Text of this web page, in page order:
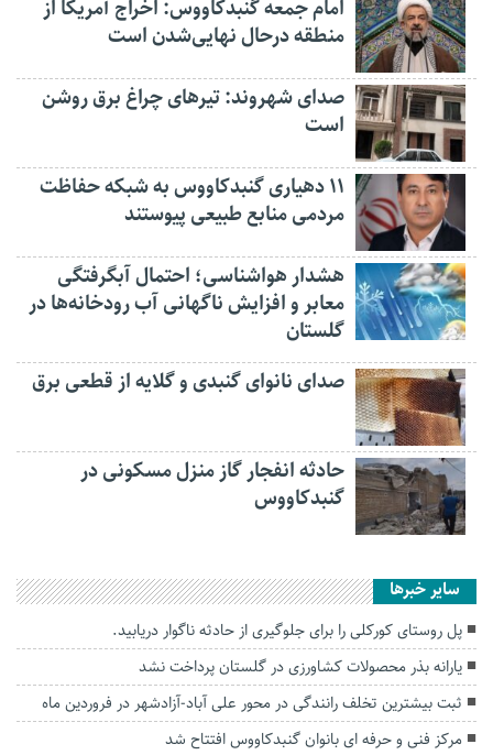
امام جمعه گنبدکاووس: اخراج آمریکا از
منطقه درحال نهایی‌شدن است
صدای شهروند: تیرهای چراغ برق روشن
است
۱۱ دهیاری گنبدکاووس به شبکه حفاظت
مردمی منابع طبیعی پیوستند
هشدار هواشناسی؛ احتمال آبگرفتگی
معابر و افزایش ناگهانی آب رودخانه‌ها در
گلستان
صدای نانوای گنبدی و گلایه از قطعی برق
حادثه انفجار گاز منزل مسکونی در
گنبدکاووس
سایر خبرها
پل روستای کورکلی را برای جلوگیری از حادثه ناگوار دریابید.
یارانه بذر محصولات کشاورزی در گلستان پرداخت نشد
ثبت بیشترین تخلف رانندگی در محور علی آباد-آزادشهر در فروردین ماه
مرکز فنی و حرفه ای بانوان گنبدکاووس افتتاح شد